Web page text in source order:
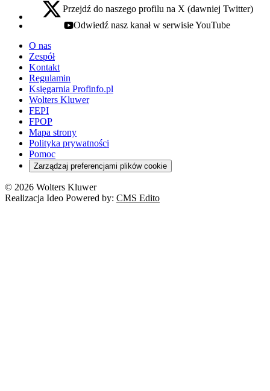
x - otwiera się w nowej karcie
Przejdź do naszego profilu na X (dawniej Twitter)
youtube - otwiera się w nowej karcie
Odwiedź nasz kanał w serwisie YouTube
O nas
Zespół
Kontakt
Regulamin
Księgarnia Profinfo.pl
Wolters Kluwer
FEPI
FPOP
Mapa strony
Polityka prywatności
Pomoc
Zarządzaj preferencjami plików cookie
© 2026 Wolters Kluwer
Realizacja Ideo Powered by: CMS Edito